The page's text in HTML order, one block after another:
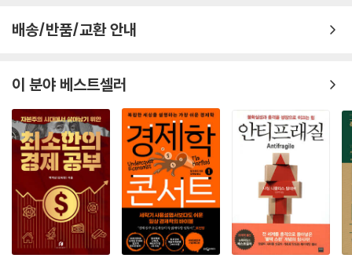
18세기 영국 중상주의 정책과 19세기 말 고전파 정치경제학과 미국 보호
무역주의 정책의 본질은 교육과 식품, 생활수준에 대한 공적 투자로써 노
의라고, 나아가 산업사회주의라고 부를 수 있는 이 정책은 효과가 있었다.
그러나 미국과 영국의 학생들은 이에 관해 배우지 않는다. 주류 무역 이론
은 영국과 미국이 어떻게 성공했는지, 중국이 지난 40년간 어떻게 많은 서
구 산업을 추월하는 데 성공했는지 설명하지 않는다. 교재에 제시된 모델
들은 공공 투자와 공공 서비스에 보조금을 지급하는 것은 생산성과 생활수
준의 향상이 목적일지라도 ‘시장을 왜곡’하기 때문에 실수라고 가르친다.
---「CHAPTER 06. 보호무역, 우리는 맞고 너희는 틀렸다, 179쪽」중에서
어렴풋이 모습을 드러내는 전 세계적 균열은 금융화한 미국과 문명의 가장
기본적인 조직 원리 간의 싸움이 되고 있다. 역사상 성공한 사회는 전부 혼
이 책은 오늘날 글로벌 경제를 진단하고 향후 전망에 대해 논의한 저자의
하는 등 많은 이의 호응을 받았다. 그가 중국에서 제안한 이 강의를 수락한
신자유주의 병폐를 가장 성공적으로 피했다고 보았기 때문이다. 허드슨은
미중 갈등이 단순히 두 산업국가가 시장을 더 많이 차지하기 위해 경쟁하
는 것으로만 볼 수 없다고 말한다. 그것은 서로 다른 정치-경제 체제 간의
더 폭넓은 싸움이다. 오늘날 신냉전의 본질은 “미국이 때로 폭력이 동반된
적극적인 외교 정책으로 타국에 부채와 무역 의존을 밀어붙이는 것”이다.
우리는 이 싸움에서 중국의 사례에 주목하고, 어떻게 미국의 이데올로기
적, 외교적 압력의 먹이가 되지 않을지 전략을 세워야 할 것이다.
배송/반품/교환 안내
이 분야 베스트셀러